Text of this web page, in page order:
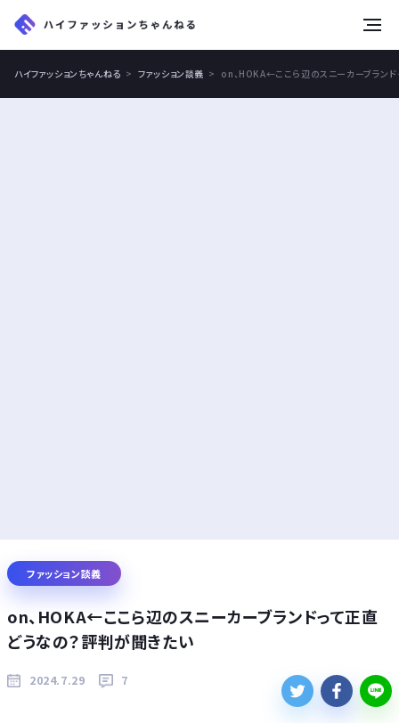
ハイファッションちゃんねる ファッション談義 on、HOKA←ここら辺のスニーカーブラン
ファッション談義
on、HOKA←ここら辺のスニーカーブランドって正直
どうなの？評判が聞きたい
2024.7.29 7